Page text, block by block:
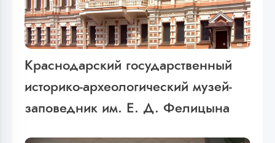
Краснодарский государственный
историко-археологический музей-
заповедник им. Е. Д. Фелицына